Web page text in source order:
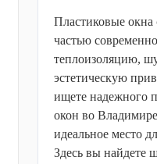
Пластиковые окна
частью
теплоизоляцию,
эстетическую
ищете надежного
окон во
идеальное место
Здесь вы найдете